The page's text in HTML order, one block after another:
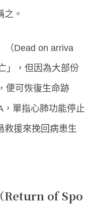
。
（Dead on arriva
」，但因為大部份
便可恢復生命跡
單指心肺功能停止
救援來挽回病患生
Return of Spo